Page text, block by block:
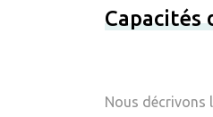
Capacités
Nous décrivons